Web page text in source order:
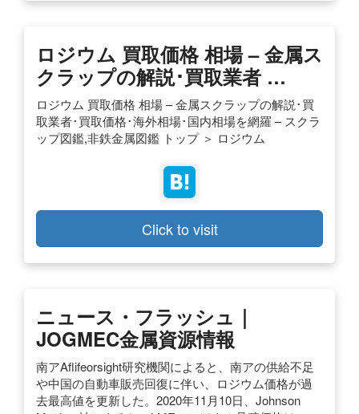
ロジウム 買取価格 相場 – 金属ス
クラップの解説･買取業者 …
ロジウム 買取価格 相場 – 金属スクラップの解説･買
取業者･買取価格･海外相場･国内相場を網羅 – スクラ
ップ図鑑,非鉄金属図鑑 トップ ＞ ロジウム
Click to visit
ニュース・フラッシュ｜
JOGMEC金属資源情報
南アAflifeorsight研究機関によると、南アの供給不足
や中国の自動車販売回復に伴い、ロジウム価格が過
去最高値を更新した。2020年11月10日、Johnson